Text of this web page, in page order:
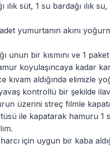
ılık süt, 1 su bardağı ılık
yumurtanın akını
unun bir kısmını ve 1
koyulaşıncaya kadar
kıvam aldığında elimizle
kontrollü bir şekilde
üzerini streç filmle
ile kapatarak hamuru 1
için uygun bir kaba